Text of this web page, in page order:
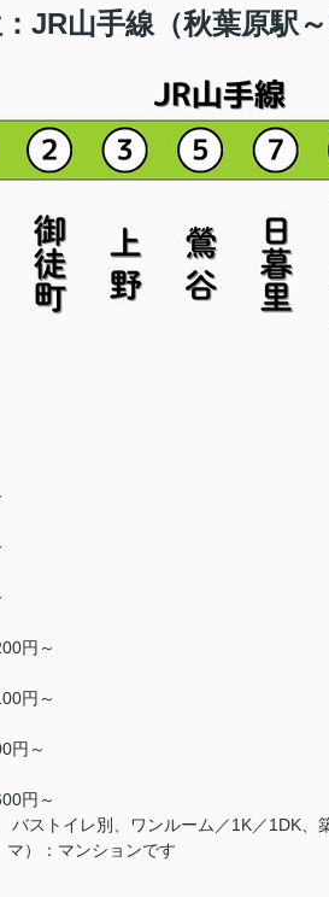
JR山手線 （秋葉原駅
円～
円～
円～
円～
ストイレ別、ワンルーム／1K／1DK、
）：マンションです